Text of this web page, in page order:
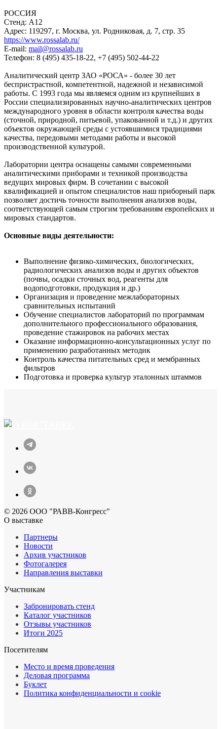
РОССИЯ
Стенд: А12
Адрес: 119297, г. Москва, ул. Родниковая, д. 7, стр. 35
https://www.rossalab.ru/
E-mail: mail@rossalab.ru
Телефон: 8 (495) 435-18-22, +7 (495) 502-44-22
Аналитический центр ЗАО «РОСА» - более 30 лет
беспристрастной, компетентной, надежной и независимой
работы. С 1993 года мы являемся одним из крупнейших в
России специализированных научно-аналитических центров
международного уровня в области контроля качества воды
(сточной, природной, питьевой, упакованной и т.д.) и других
объектов окружающей среды с устоявшимися традициями
качества, передовыми методами работы и высокой
производственной культурой.
Лаборатории центра оснащены самыми современными
аналитическими приборами и техникой производства
ведущих мировых фирм. В сочетании с высокой
квалификацией и опытом специалистов наш приборный парк
позволяет достичь точности выполнения анализов воды,
соответствующей самым строгим требованиям европейских и
мировых стандартов.
Основные виды деятельности:
Выполнение физико-химических, биологических,
радиологических анализов воды и других объектов
(почвы, осадки сточных вод, реагенты для
водоподготовки, продукция и др.)
Организация и проведение межлабораторных
сравнительных испытаний
Обучение специалистов лабораторий по программам
дополнительного профессионального образования,
проведение стажировок на рабочих местах
Оказание информационно-консультационных услуг по
применению разработанных методик
Контроль качества питательных сред и мембранных
фильтров
Подготовка и проверка культур эталонных штаммов
© 2026 ООО "РАВВ-Конгресс"
О выставке
Партнеры
Новости
Архив участников
Фотогалерея
Направления выставки
Участникам
Забронировать стенд
Каталог участников
Отзывы участников
Итоги 2025
Посетителям
Место и время проведения
Деловая программа
Буклет
Политика конфиденциальности и cookie